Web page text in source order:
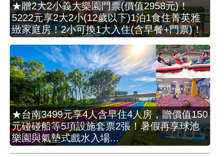
★贈2大2小義大樂園門票(價值2958元)！
5222元享2大2小(12歲以下)1泊1食住菁英雅
緻家庭房！2小可換1大入住(含早餐+門票)！
★台南3499元享4人含早住4人房，贈價值150
元碰碰船等5項設施套票2張！暑假再享球池
樂園與氣墊式戲水入場...